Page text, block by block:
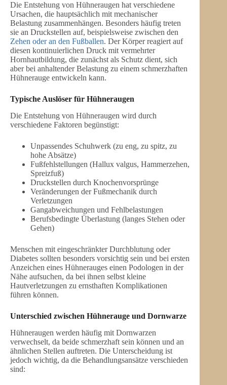
Die Entstehung von Hühneraugen hat verschiedene
Ursachen, die hauptsächlich mit mechanischer
Belastung zusammenhängen. Besonders häufig treten
sie an Druckstellen auf, beispielsweise zwischen den
Zehen oder an den Fußballen. Der Körper reagiert auf
diesen kontinuierlichen Druck mit vermehrter
Hornhautbildung, die zunächst als Schutz dient, sich
aber bei anhaltender Belastung zu einem schmerzhaften
Hühnerauge entwickeln kann.
Typische Auslöser für Hühneraugen
Die Entstehung von Hühneraugen wird durch
verschiedene Faktoren begünstigt:
Unpassendes Schuhwerk (zu eng, zu spitz, zu
hohe Absätze)
Fußfehlstellungen (Hallux valgus, Hammerzehen,
Spreizfuß)
Druckstellen durch Knochenvorsprünge
Veränderungen der Fußmechanik durch
Verletzungen
Gangabweichungen und Fehlbelastungen
Berufsbedingte Überlastung (langes Stehen oder
Gehen)
Menschen mit eingeschränkter Durchblutung oder
Diabetes sollten besonders vorsichtig sein und bei ersten
Anzeichen eines Hühnerauges einen Podologen in der
Nähe aufsuchen, da bei ihnen selbst kleine
Hautverletzungen zu ernsthaften Komplikationen
führen können.
Unterschied zwischen Hühnerauge und Dornwarze
Hühneraugen werden häufig mit Dornwarzen
verwechselt, da beide schmerzhaft sein können und an
ähnlichen Stellen auftreten. Die Unterscheidung ist
jedoch wichtig, da die Behandlungsansätze verschieden
sind: